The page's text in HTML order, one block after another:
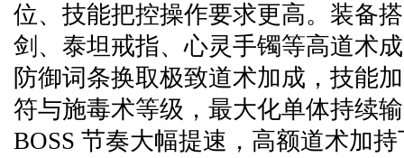
位、技能把控操作要求更高。装备
剑、泰坦戒指、心灵手镯等高道术
防御词条换取极致道术加成，技能
符与施毒术等级，最大化单体持续
BOSS 节奏大幅提速，高额道术加